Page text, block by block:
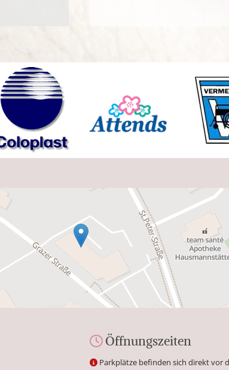
 Öffnungszeiten
 Parkplätze befinden sich direkt vor